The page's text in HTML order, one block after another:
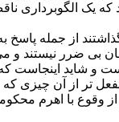
یک
از جمله
بی ضرر نیستند
و شاید اینجاست
از آن چیزی که
با اهرم